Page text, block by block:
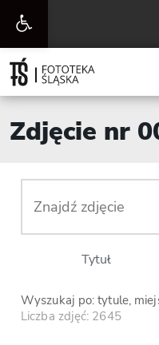
Otwórz
pasek
narzędzi
Zdjęcie nr
Wyszukaj po: tytule,
Liczba zdjęć: 2645